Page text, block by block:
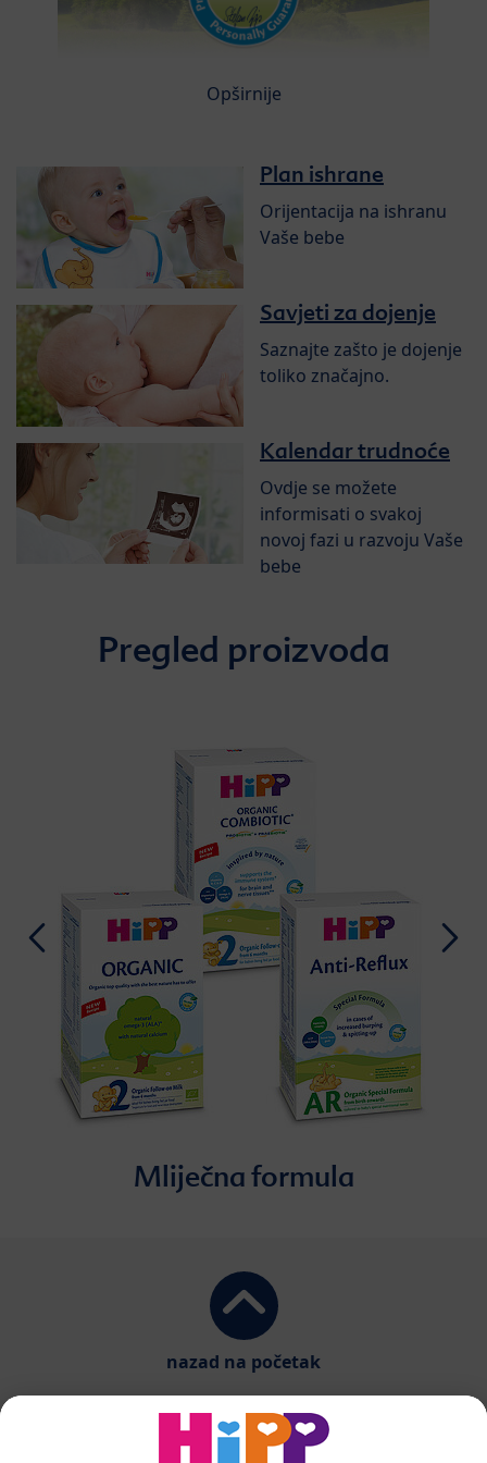
Opširnije
Plan ishrane
Orijentacija na ishranu
Vaše bebe
Savjeti za dojenje
Saznajte zašto je dojenje
toliko značajno.
Kalendar trudnoće
Ovdje se možete
informisati o svakoj
novoj fazi u razvoju Vaše
bebe
Pregled proizvoda
Mliječna formula
nazad na početak